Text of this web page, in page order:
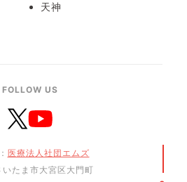
天神
FOLLOW US
医療法人社団エムズ
いたま市大宮区大門町